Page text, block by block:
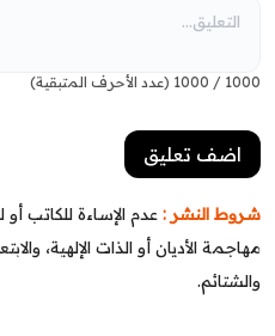
1000
/
1000 (عدد الأحرف المتبقية)
شروط النشر : عدم الإساءة للكاتب
مهاجمة الأديان أو الذات الإلهية،
والشتائم.